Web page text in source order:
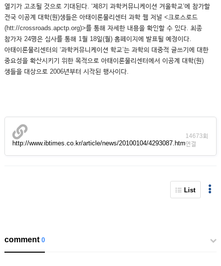
열기가 고조될 것으로 기대된다. ‘제8기 과학커뮤니케이션 겨울학교’에 참가할
전국 이공계 대학(원)생들은 아태이론물리센터 과학 웹 저널 <크로스로드
(htt://crossroads.apctp.org)>를 통해 자세한 내용을 확인할 수 있다. 최종
참가자 24명은 심사를 통해 1월 18일(월) 홈페이지에 발표될 예정이다.
아태이론물리센터의 ‘과학커뮤니케이션 학교’는 과학의 대중적 글쓰기에 대한
중요성을 확산시키기 위한 목적으로 아태이론물리센터에서 이공계 대학(원)
생들을 대상으로 2006년부터 시작된 행사이다.
http://www.ibtimes.co.kr/article/news/20100104/4293087.htm
14673회
연결
List
comment0